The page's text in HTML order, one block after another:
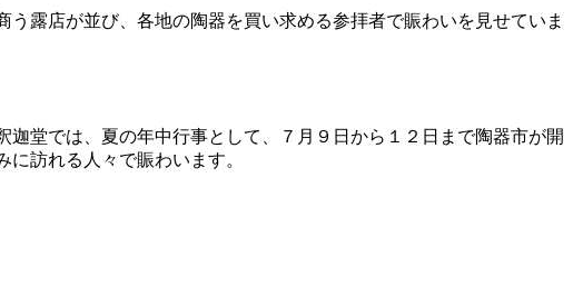
露店が並び、各地の陶器を買い求める参拝者で賑わいを見せていま
堂では、夏の年中行事として、７月９日から１２日まで陶器市が開
訪れる人々で賑わいます。